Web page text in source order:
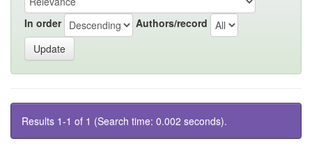
In order Authors/record
Results 1-1 of 1 (Search time: 0.002 seconds).